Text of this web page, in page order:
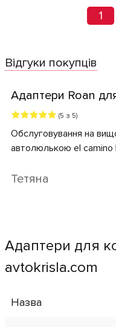
1
Відгуки покупців
Адаптери Roan
(5 з 5)
Обслуговування на вищому рівні.
автолюлькою el camino
Тетяна
Адаптери для
avtokrisla.com
Назва